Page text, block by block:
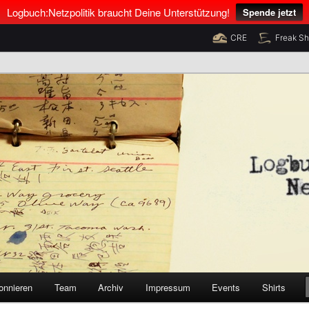
Logbuch:Netzpolitik braucht Deine Unterstützung! Spende jetzt
CRE Freak
Neumann und Tim Pritlove
Team Archiv Impressum Events Shirts